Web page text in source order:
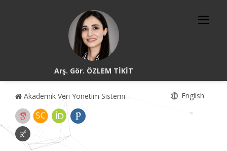
Arş. Gör. ÖZLEM TİKİT
Akademik Veri Yönetim Sistemi English